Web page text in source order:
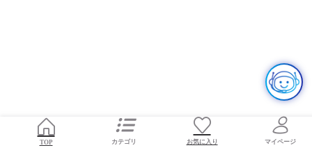
TOP お気に入り